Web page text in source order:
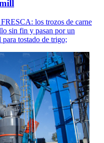
los trozos de carne
sin fin y pasan por un
tostado de trigo;